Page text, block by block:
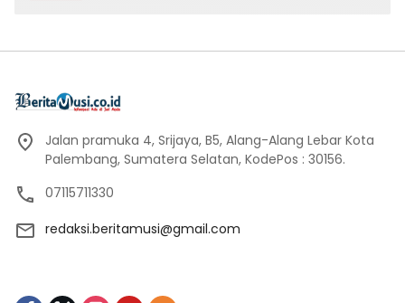
Jalan pramuka 4, Srijaya, B5, Alang-Alang Lebar Kota
Palembang, Sumatera Selatan, KodePos : 30156.
07115711330
redaksi.beritamusi@gmail.com